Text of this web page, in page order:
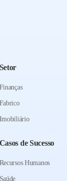
Setor
Finanças
Fabrico
Imobiliário
Casos de Sucesso
Recursos Humanos
Saúde